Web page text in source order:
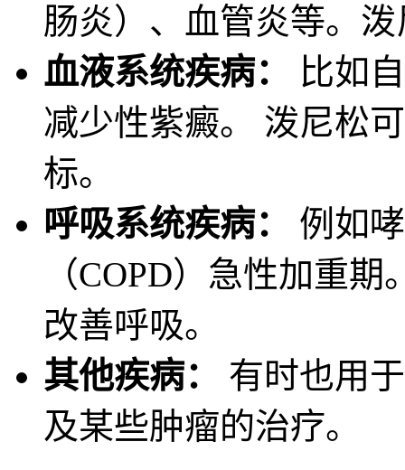
肠炎）、血管炎等。
血液系统疾病：
比如
减少性紫癜。 泼尼松
标。
呼吸系统疾病：
例如
（COPD）急性加重
改善呼吸。
其他疾病：
有时也用
及某些肿瘤的治疗。